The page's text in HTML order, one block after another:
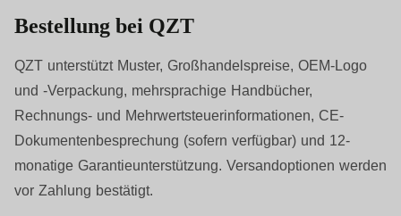
Bestellung bei QZT
QZT unterstützt Muster, Großhandelspreise, OEM-Logo
und -Verpackung, mehrsprachige Handbücher,
Rechnungs- und Mehrwertsteuerinformationen, CE-
Dokumentenbesprechung (sofern verfügbar) und 12-
monatige Garantieunterstützung. Versandoptionen werden
vor Zahlung bestätigt.